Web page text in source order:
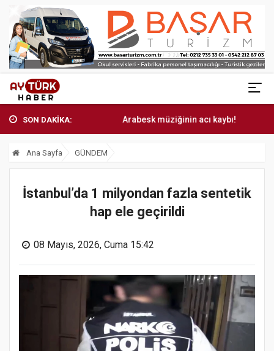
SON DAKİKA: Arabesk müziğinin acı kaybı!
Ana Sayfa GÜNDEM
İstanbul’da 1 milyondan fazla sentetik
hap ele geçirildi
08 Mayıs, 2026, Cuma 15:42